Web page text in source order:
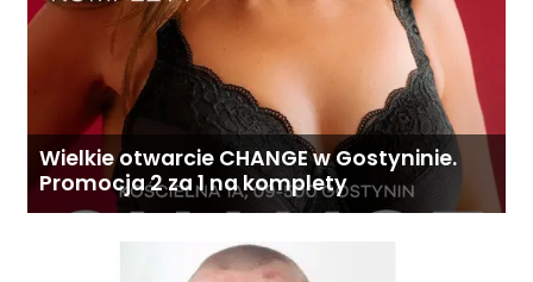
Wielkie otwarcie CHANGE w Gostyninie.
Promocja 2 za 1 na komplety